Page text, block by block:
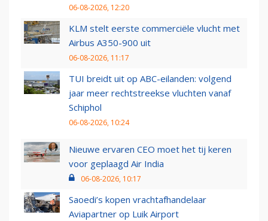
06-08-2026, 12:20
KLM stelt eerste commerciële vlucht met
Airbus A350-900 uit
06-08-2026, 11:17
TUI breidt uit op ABC-eilanden: volgend
jaar meer rechtstreekse vluchten vanaf
Schiphol
06-08-2026, 10:24
Nieuwe ervaren CEO moet het tij keren
voor geplaagd Air India
06-08-2026, 10:17
Saoedi’s kopen vrachtafhandelaar
Aviapartner op Luik Airport